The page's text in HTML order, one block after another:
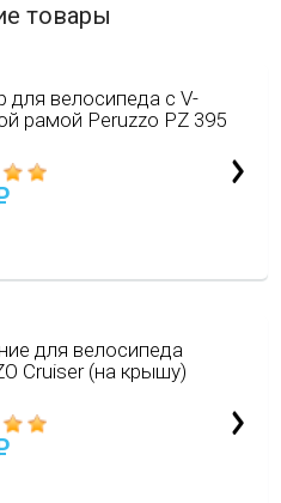
товары
для велосипеда с V-
рамой Peruzzo PZ 395
для велосипеда
Cruiser (на крышу)